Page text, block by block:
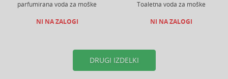
parfumirana voda za moške
NI NA ZALOGI
Toaletna voda za moške
NI NA ZALOGI
DRUGI IZDELKI